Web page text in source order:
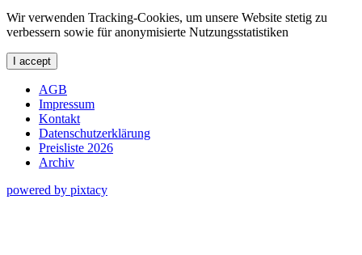
Wir verwenden Tracking-Cookies, um unsere Website stetig zu
verbessern sowie für anonymisierte Nutzungsstatistiken
I accept
AGB
Impressum
Kontakt
Datenschutzerklärung
Preisliste 2026
Archiv
powered by pixtacy